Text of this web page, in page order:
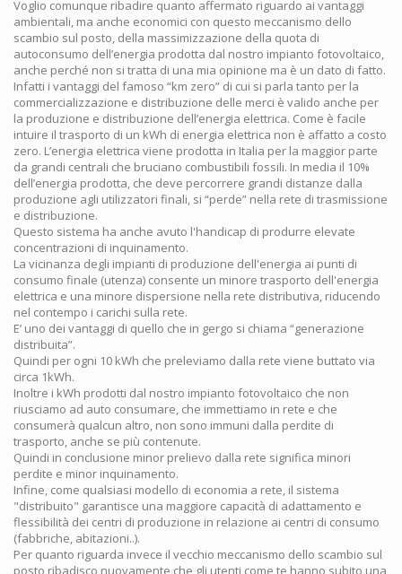
Voglio comunque ribadire quanto affermato riguardo ai vantaggi
ambientali, ma anche economici con questo meccanismo dello
scambio sul posto, della massimizzazione della quota di
autoconsumo dell’energia prodotta dal nostro impianto fotovoltaico,
anche perché non si tratta di una mia opinione ma è un dato di fatto.
Infatti i vantaggi del famoso “km zero” di cui si parla tanto per la
commercializzazione e distribuzione delle merci è valido anche per
la produzione e distribuzione dell’energia elettrica. Come è facile
intuire il trasporto di un kWh di energia elettrica non è affatto a costo
zero. L’energia elettrica viene prodotta in Italia per la maggior parte
da grandi centrali che bruciano combustibili fossili. In media il 10%
dell’energia prodotta, che deve percorrere grandi distanze dalla
produzione agli utilizzatori finali, si “perde” nella rete di trasmissione
e distribuzione.
Questo sistema ha anche avuto l'handicap di produrre elevate
concentrazioni di inquinamento.
La vicinanza degli impianti di produzione dell'energia ai punti di
consumo finale (utenza) consente un minore trasporto dell'energia
elettrica e una minore dispersione nella rete distributiva, riducendo
nel contempo i carichi sulla rete.
E’ uno dei vantaggi di quello che in gergo si chiama “generazione
distribuita”.
Quindi per ogni 10 kWh che preleviamo dalla rete viene buttato via
circa 1kWh.
Inoltre i kWh prodotti dal nostro impianto fotovoltaico che non
riusciamo ad auto consumare, che immettiamo in rete e che
consumerà qualcun altro, non sono immuni dalla perdite di
trasporto, anche se più contenute.
Quindi in conclusione minor prelievo dalla rete significa minori
perdite e minor inquinamento.
Infine, come qualsiasi modello di economia a rete, il sistema
"distribuito" garantisce una maggiore capacità di adattamento e
flessibilità dei centri di produzione in relazione ai centri di consumo
(fabbriche, abitazioni..).
Per quanto riguarda invece il vecchio meccanismo dello scambio sul
posto ribadisco nuovamente che gli utenti come te hanno subito una